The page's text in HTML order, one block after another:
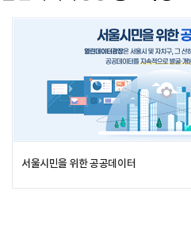
서울시민을 위한 공공데이터